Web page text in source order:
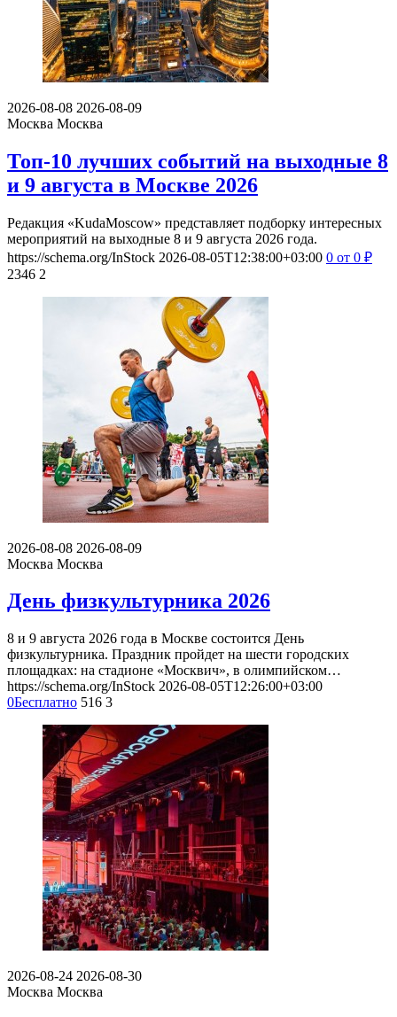
2026-08-08 2026-08-09
Москва Москва
Топ-10 лучших событий на выходные 8
и 9 августа в Москве 2026
Редакция «KudaMoscow» представляет подборку интересных
мероприятий на выходные 8 и 9 августа 2026 года.
https://schema.org/InStock 2026-08-05T12:38:00+03:00 0 от 0 ₽
2346 2
2026-08-08 2026-08-09
Москва Москва
День физкультурника 2026
8 и 9 августа 2026 года в Москве состоится День
физкультурника. Праздник пройдет на шести городских
площадках: на стадионе «Москвич», в олимпийском…
https://schema.org/InStock 2026-08-05T12:26:00+03:00
0Бесплатно 516 3
2026-08-24 2026-08-30
Москва Москва